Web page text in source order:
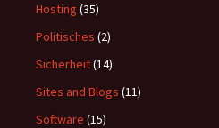
Hosting (35)
Politisches (2)
Sicherheit(14)
Sites and Blogs (11)
Software (15)